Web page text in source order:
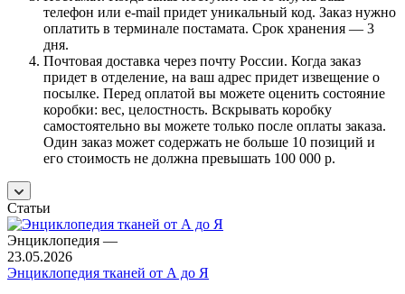
телефон или e-mail придет уникальный код. Заказ нужно
оплатить в терминале постамата. Срок хранения — 3
дня.
Почтовая доставка через почту России. Когда заказ
придет в отделение, на ваш адрес придет извещение о
посылке. Перед оплатой вы можете оценить состояние
коробки: вес, целостность. Вскрывать коробку
самостоятельно вы можете только после оплаты заказа.
Один заказ может содержать не больше 10 позиций и
его стоимость не должна превышать 100 000 р.
Статьи
Энциклопедия —
23.05.2026
Энциклопедия тканей от А до Я